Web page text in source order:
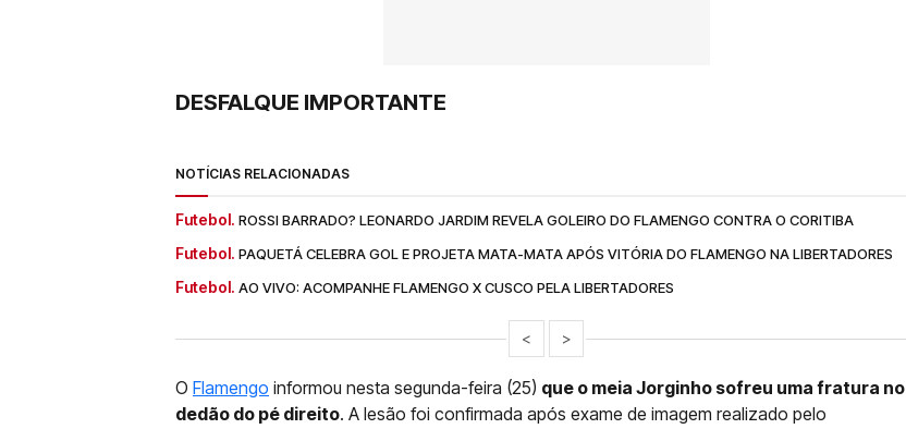
DESFALQUE IMPORTANTE
NOTÍCIAS RELACIONADAS
Futebol. ROSSI BARRADO? LEONARDO JARDIM REVELA GOLEIRO DO FLAMENGO CONTRA O CORITIBA
Futebol. PAQUETÁ CELEBRA GOL E PROJETA MATA-MATA APÓS VITÓRIA DO FLAMENGO NA LIBERTADORES
Futebol. AO VIVO: ACOMPANHE FLAMENGO X CUSCO PELA LIBERTADORES
< >
O Flamengo informou nesta segunda-feira (25) que o meia Jorginho sofreu uma fratura no
dedão do pé direito. A lesão foi confirmada após exame de imagem realizado pelo